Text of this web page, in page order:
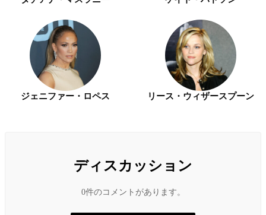
ジェニファー・ロペス リース・ウィザースプーン
ディスカッション
0件のコメントがあります。